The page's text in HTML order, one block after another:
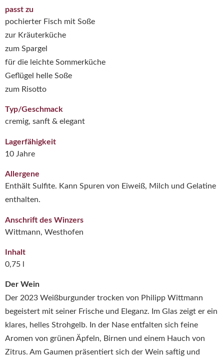
Der Wein
Der 2023 Weißburgunder trocken von Philipp Wittmann
begeistert mit seiner Frische und Eleganz. Im Glas zeigt er ein
klares, helles Strohgelb. In der Nase entfalten sich feine
Aromen von grünen Äpfeln, Birnen und einem Hauch von
Zitrus. Am Gaumen präsentiert sich der Wein saftig und
passt zu
pochierter Fisch mit Soße
zur Kräuterküche
zum Spargel
für die leichte Sommerküche
Geflügel helle Soße
zum Risotto
Typ/Geschmack
cremig, sanft & elegant
Lagerfähigkeit
10 Jahre
Allergene
Enthält Sulfite. Kann Spuren von Eiweiß, Milch und Gelatine
enthalten.
Anschrift des Winzers
Wittmann, Westhofen
Inhalt
0,75 l